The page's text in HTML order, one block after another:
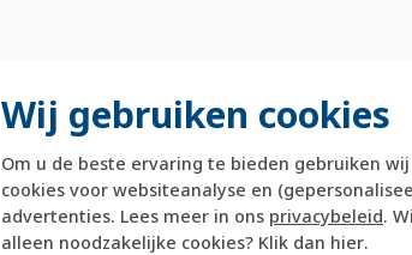
Wij gebruiken cookies
Om u de beste ervaring te bieden gebruiken wij
cookies voor websiteanalyse en
advertenties. Lees meer in ons privacybeleid.
alleen noodzakelijke cookies? Klik dan hier.